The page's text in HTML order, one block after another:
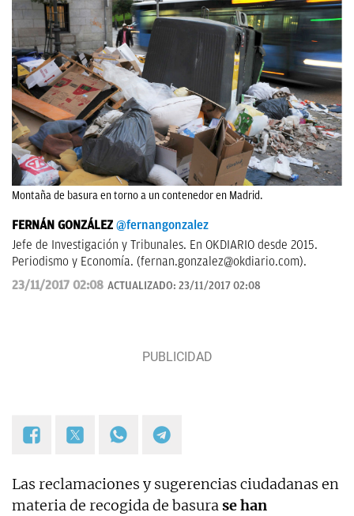
Montaña de basura en torno a un contenedor en Madrid.
FERNÁN GONZÁLEZ @fernangonzalez
Jefe de Investigación y Tribunales. En OKDIARIO desde 2015.
Periodismo y Economía. (fernan.gonzalez@okdiario.com).
23/11/2017 02:08 ACTUALIZADO: 23/11/2017 02:08
Las reclamaciones y sugerencias ciudadanas en
materia de recogida de basurase han